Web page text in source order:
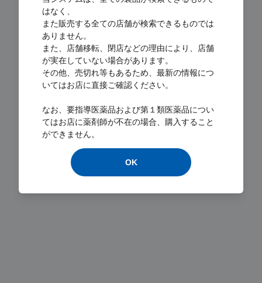
Loading...
はなく、
また販売する全ての店舗が検索できるものでは
ありません。
また、店舗移転、閉店などの理由により、店舗
が実在していない場合があります。
その他、売切れ等もあるため、最新の情報につ
いてはお店に直接ご確認ください。
なお、要指導医薬品および第１類医薬品につい
てはお店に薬剤師が不在の場合、購入すること
ができません。
OK